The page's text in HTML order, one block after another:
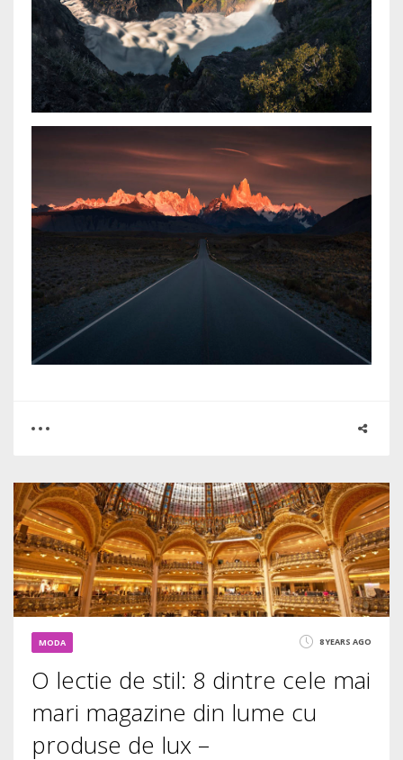
0
5217
MODA 8 YEARS AGO
O lectie de stil: 8 dintre cele mai
mari magazine din lume cu
produse de lux –